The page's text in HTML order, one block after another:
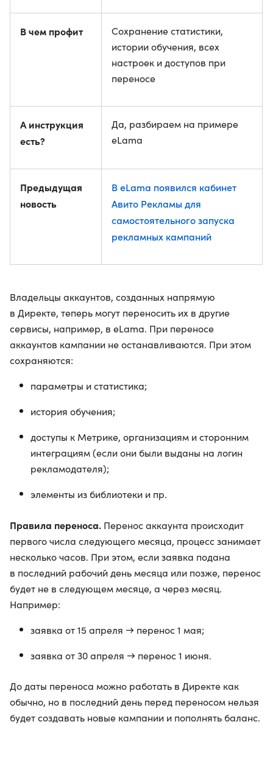
В чем профит
Сохранение статистики,
истории обучения, всех
настроек и доступов при
переносе
А инструкция
есть?
Да, разбираем на примере
eLama
Предыдущая
новость
В eLama появился кабинет
Авито Рекламы для
самостоятельного запуска
рекламных кампаний
Владельцы аккаунтов, созданных напрямую
в Директе, теперь могут переносить их в другие
сервисы, например, в eLama. При переносе
аккаунтов кампании не останавливаются. При этом
сохраняются:
параметры и статистика;
история обучения;
доступы к Метрике, организациям и сторонним
интеграциям (если они были выданы на логин
рекламодателя);
элементы из библиотеки и пр.
Правила переноса. Перенос аккаунта происходит
первого числа следующего месяца, процесс занимает
несколько часов. При этом, если заявка подана
в последний рабочий день месяца или позже, перенос
будет не в следующем месяце, а через месяц.
Например:
заявка от 15 апреля → перенос 1 мая;
заявка от 30 апреля → перенос 1 июня.
До даты переноса можно работать в Директе как
обычно, но в последний день перед переносом нельзя
будет создавать новые кампании и пополнять баланс.